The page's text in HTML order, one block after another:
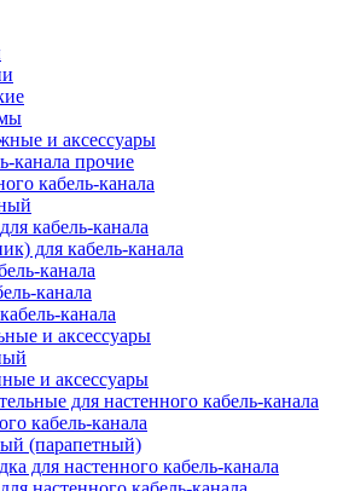
и аксессуары
канала прочие
кабель-канала
кабель-канала
для кабель-канала
канала
канала
канала
и аксессуары
и аксессуары
для настенного кабель-канала
кабель-канала
(парапетный)
для настенного кабель-канала